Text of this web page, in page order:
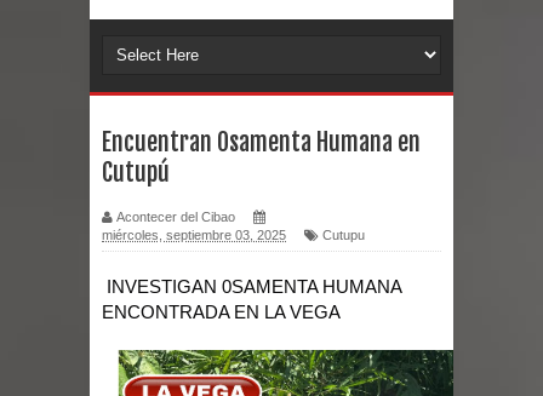
Congreso estudia ley da poder al
Ambiente caluroso persistirá este
provincias
ESCUELAS RADIOFONICAS SANTA
Encuentran Osamenta Humana en
Cutupú
Acontecer del Cibao
miércoles, septiembre 03, 2025
Cutupu
INVESTIGAN 0SAMENTA HUMANA
ENCONTRADA EN LA VEGA